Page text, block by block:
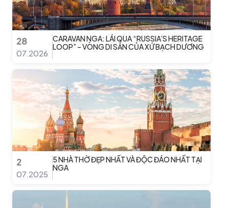
28
07.2026
CARAVAN NGA: LÁI QUA “RUSSIA’S HERITAGE
LOOP” – VÒNG DI SẢN CỦA XỨ BẠCH DƯƠNG
2
07.2025
5 NHÀ THỜ ĐẸP NHẤT VÀ ĐỘC ĐÁO NHẤT TẠI
NGA